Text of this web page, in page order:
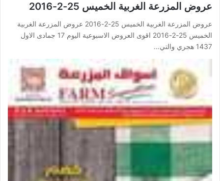
عروض المزرعة الغربية الخميس 25-2-2016
عروض المزرعة الغربية الخميس 25-2-2016 عروض المزرعة الغربية
الخميس 25-2-2016 اقوى العروض الاسبوعية اليوم 17 جمادى الاول
1437 هجري والتي…